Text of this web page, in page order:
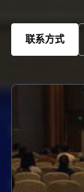
联系方式